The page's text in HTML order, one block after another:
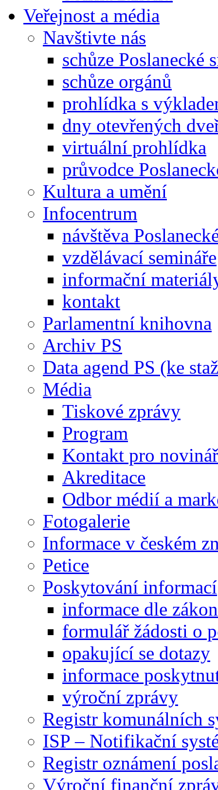
Veřejnost a média
Navštivte nás
schůze Poslanecké
schůze orgánů
prohlídka s
dny otevřených
virtuální prohlídka
průvodce
Kultura a umění
Infocentrum
návštěva
vzdělávací semináře
informační
kontakt
Parlamentní knihovna
Archiv PS
Data agend PS (ke
Média
Tiskové zprávy
Program
Kontakt pro
Akreditace
Odbor médií a
Fotogalerie
Informace v českém
Petice
Poskytování informací
informace dle
formulář žádosti o
opakující se dotazy
informace
výroční zprávy
Registr komunálních
ISP – Notifikační
Registr oznámení
Výroční finanční